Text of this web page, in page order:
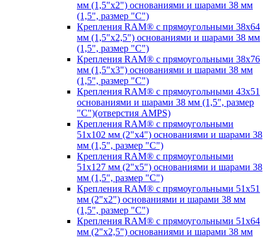
мм (1,5"х2") основаниями и шарами 38 мм
(1,5", размер "C")
Крепления RAM® с прямоугольными 38х64
мм (1,5"х2,5") основаниями и шарами 38 мм
(1,5", размер "C")
Крепления RAM® с прямоугольными 38х76
мм (1,5"х3") основаниями и шарами 38 мм
(1,5", размер "C")
Крепления RAM® с прямоугольными 43х51
основаниями и шарами 38 мм (1,5", размер
"C")(отверстия AMPS)
Крепления RAM® с прямоугольными
51х102 мм (2"х4") основаниями и шарами 38
мм (1,5", размер "C")
Крепления RAM® с прямоугольными
51х127 мм (2"х5") основаниями и шарами 38
мм (1,5", размер "C")
Крепления RAM® с прямоугольными 51х51
мм (2"х2") основаниями и шарами 38 мм
(1,5", размер "C")
Крепления RAM® с прямоугольными 51х64
мм (2"х2,5") основаниями и шарами 38 мм